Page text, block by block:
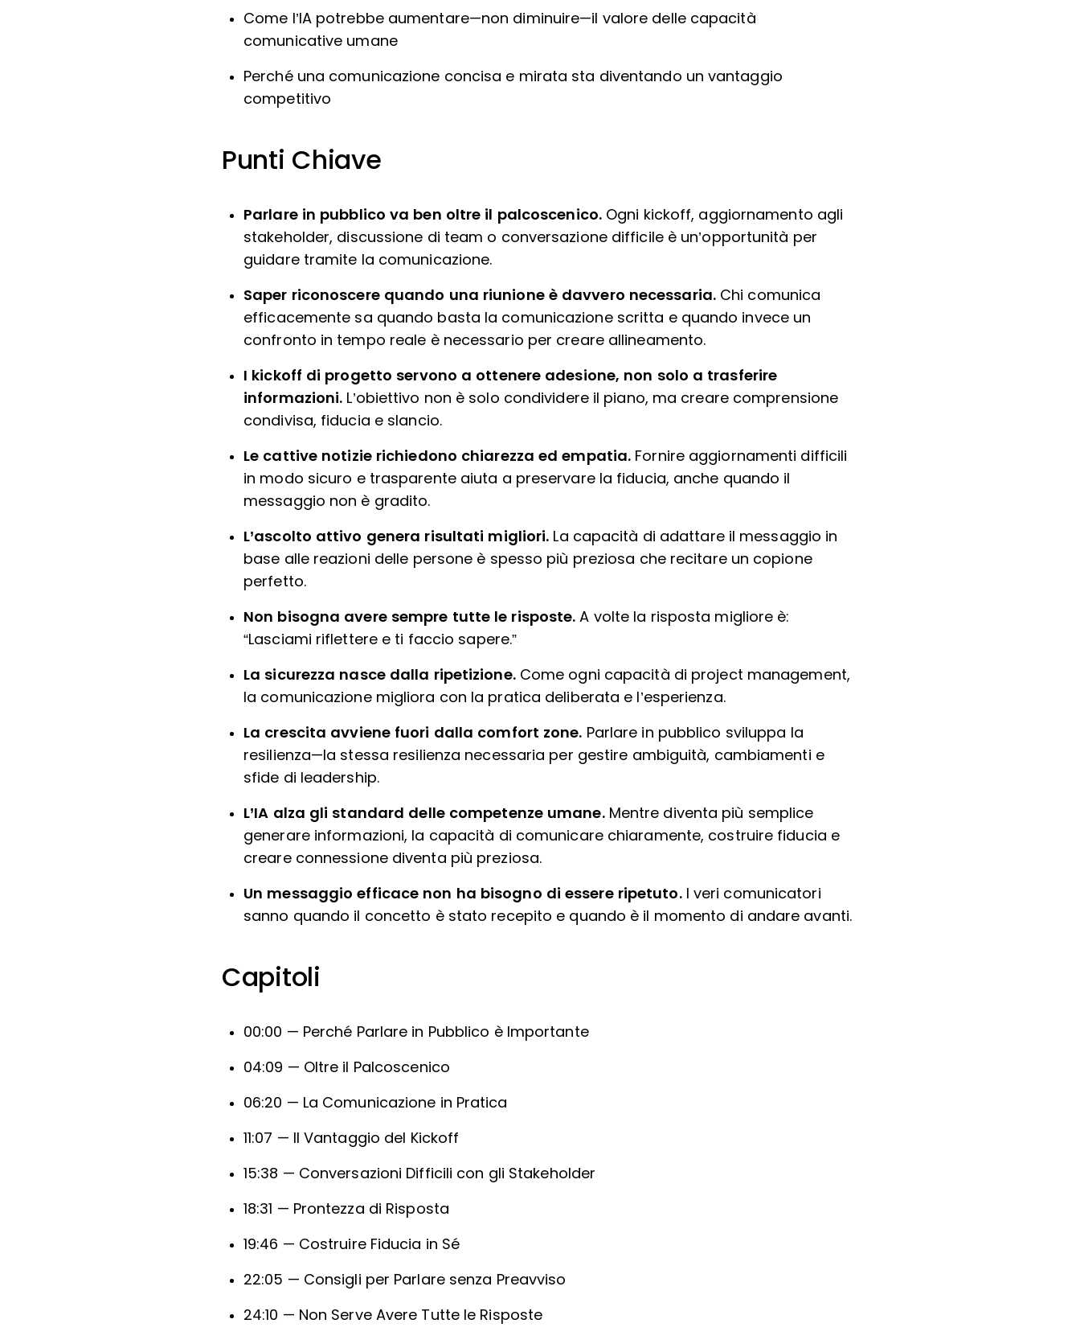
Come l’IA potrebbe aumentare—non diminuire—il valore delle capacità
comunicative umane
Perché una comunicazione concisa e mirata sta diventando un vantaggio
competitivo
Punti Chiave
Parlare in pubblico va ben oltre il palcoscenico.Ogni kickoff, aggiornamento agli
stakeholder, discussione di team o conversazione difficile è un’opportunità per
guidare tramite la comunicazione.
Saper riconoscere quando una riunione è davvero necessaria.Chi comunica
efficacemente sa quando basta la comunicazione scritta e quando invece un
confronto in tempo reale è necessario per creare allineamento.
I kickoff di progetto servono a ottenere adesione, non solo a trasferire
informazioni. L’obiettivo non è solo condividere il piano, ma creare comprensione
condivisa, fiducia e slancio.
Le cattive notizie richiedono chiarezza ed empatia. Fornire aggiornamenti difficili
in modo sicuro e trasparente aiuta a preservare la fiducia, anche quando il
messaggio non è gradito.
L’ascolto attivo genera risultati migliori. La capacità di adattare il messaggio in
base alle reazioni delle persone è spesso più preziosa che recitare un copione
perfetto.
Non bisogna avere sempre tutte le risposte. A volte la risposta migliore è:
“Lasciami riflettere e ti faccio sapere.”
La sicurezza nasce dalla ripetizione.Come ogni capacità di project management,
la comunicazione migliora con la pratica deliberata e l’esperienza.
La crescita avviene fuori dalla comfort zone. Parlare in pubblico sviluppa la
resilienza—la stessa resilienza necessaria per gestire ambiguità, cambiamenti e
sfide di leadership.
L’IA alza gli standard delle competenze umane.Mentre diventa più semplice
generare informazioni, la capacità di comunicare chiaramente, costruire fiducia e
creare connessione diventa più preziosa.
Un messaggio efficace non ha bisogno di essere ripetuto.I veri comunicatori
sanno quando il concetto è stato recepito e quando è il momento di andare avanti.
Capitoli
00:00 — Perché Parlare in Pubblico è Importante
04:09 — Oltre il Palcoscenico
06:20 — La Comunicazione in Pratica
11:07 — Il Vantaggio del Kickoff
15:38 — Conversazioni Difficili con gli Stakeholder
18:31 — Prontezza di Risposta
19:46 — Costruire Fiducia in Sé
22:05 — Consigli per Parlare senza Preavviso
24:10 — Non Serve Avere Tutte le Risposte